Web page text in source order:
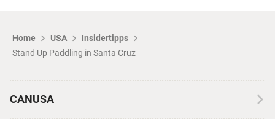
Home USA
Insidertipps
Stand Up Paddling in Santa Cruz
CANUSA